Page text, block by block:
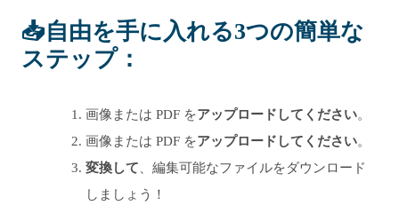
📥自由を手に入れる3つの簡単な
ステップ：
画像または PDF をアップロードしてください。
画像または PDF をアップロードしてください。
変換して、編集可能なファイルをダウンロード
しましょう！